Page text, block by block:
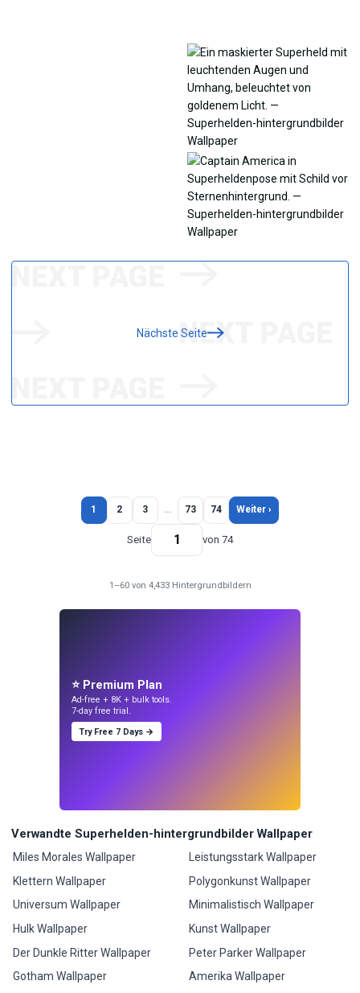
Nächste Seite
1 2 3 … 73 74 Weiter ›
Seite von 74
1–60 von 4,433 Hintergrundbildern
⭐ Premium Plan
Ad-free + 8K + bulk tools.
7-day free trial.
Try Free 7 Days →
Verwandte Superhelden-hintergrundbilder Wallpaper
Miles Morales Wallpaper
Klettern Wallpaper
Universum Wallpaper
Hulk Wallpaper
Der Dunkle Ritter Wallpaper
Gotham Wallpaper
Leistungsstark Wallpaper
Polygonkunst Wallpaper
Minimalistisch Wallpaper
Kunst Wallpaper
Peter Parker Wallpaper
Amerika Wallpaper